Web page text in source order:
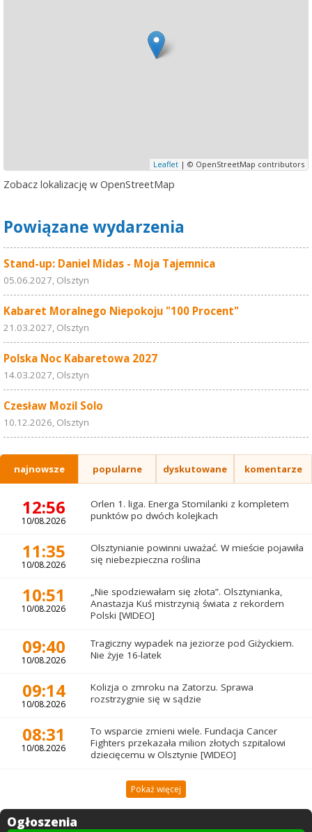
Leaflet | © OpenStreetMap contributors
Zobacz lokalizację w OpenStreetMap
Powiązane wydarzenia
Stand-up: Daniel Midas - Moja Tajemnica
05.06.2027, Olsztyn
Kabaret Moralnego Niepokoju "100 Procent"
21.03.2027, Olsztyn
Polska Noc Kabaretowa 2027
14.03.2027, Olsztyn
Czesław Mozil Solo
10.12.2026, Olsztyn
najnowsze popularne dyskutowane komentarze
12:56
10/08.2026
Orlen 1. liga. Energa Stomilanki z kompletem
punktów po dwóch kolejkach
11:35
10/08.2026
Olsztynianie powinni uważać. W mieście pojawiła
się niebezpieczna roślina
10:51
10/08.2026
„Nie spodziewałam się złota”. Olsztynianka,
Anastazja Kuś mistrzynią świata z rekordem
Polski [WIDEO]
09:40
10/08.2026
Tragiczny wypadek na jeziorze pod Giżyckiem.
Nie żyje 16-latek
09:14
10/08.2026
Kolizja o zmroku na Zatorzu. Sprawa
rozstrzygnie się w sądzie
08:31
10/08.2026
To wsparcie zmieni wiele. Fundacja Cancer
Fighters przekazała milion złotych szpitalowi
dziecięcemu w Olsztynie [WIDEO]
Pokaż więcej
Ogłoszenia